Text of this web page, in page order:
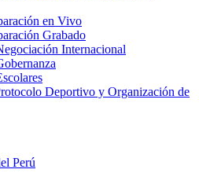
en Vivo
Grabado
Internacional
Deportivo y Organización de
Perú